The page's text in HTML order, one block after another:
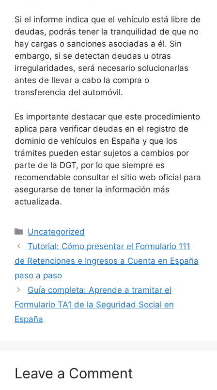
Si el informe indica que el vehículo está libre de
deudas, podrás tener la tranquilidad de que no
hay cargas o sanciones asociadas a él. Sin
embargo, si se detectan deudas u otras
irregularidades, será necesario solucionarlas
antes de llevar a cabo la compra o
transferencia del automóvil.
Es importante destacar que este procedimiento
aplica para verificar deudas en el registro de
dominio de vehículos en España y que los
trámites pueden estar sujetos a cambios por
parte de la DGT, por lo que siempre es
recomendable consultar el sitio web oficial para
asegurarse de tener la información más
actualizada.
Categories
Uncategorized
Tutorial: Cómo presentar el Formulario 111
de Retenciones e Ingresos a Cuenta en España
paso a paso
Guía completa: Aprende a tramitar el
Formulario TA1 de la Seguridad Social en
España
Leave a Comment